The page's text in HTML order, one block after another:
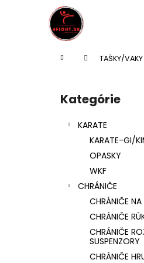
Domov TAŠKY/VAKY
Preskočiť
kategórie
Kategórie
KARATE
KARATE-GI/
OPASKY
WKF
CHRÁNIČE
CHRÁNIČE NA
CHRÁNIČE
CHRÁNIČE
SUSPENZORY
CHRÁNIČE
Späť
Späť